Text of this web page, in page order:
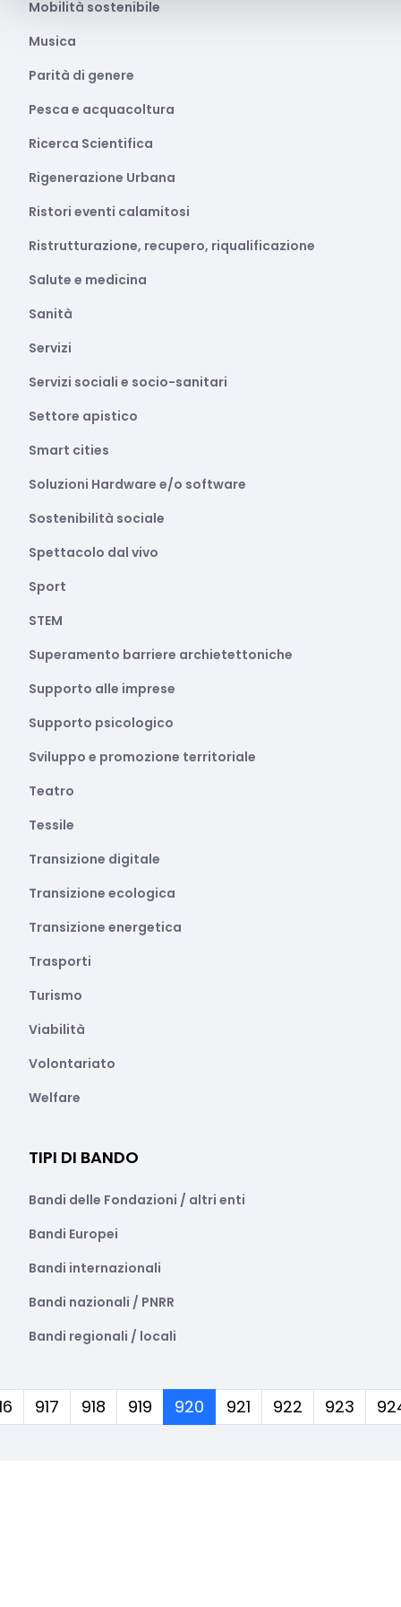
Mobilità sostenibile
Musica
Parità di genere
Pesca e acquacoltura
Ricerca Scientifica
Rigenerazione Urbana
Ristori eventi calamitosi
Ristrutturazione, recupero, riqualificazione
Salute e medicina
Sanità
Servizi
Servizi sociali e socio-sanitari
Settore apistico
Smart cities
Soluzioni Hardware e/o software
Sostenibilità sociale
Spettacolo dal vivo
Sport
STEM
Superamento barriere archietettoniche
Supporto alle imprese
Supporto psicologico
Sviluppo e promozione territoriale
Teatro
Tessile
Transizione digitale
Transizione ecologica
Transizione energetica
Trasporti
Turismo
Viabilità
Volontariato
Welfare
TIPI DI BANDO
Bandi delle Fondazioni / altri enti
Bandi Europei
Bandi internazionali
Bandi nazionali / PNRR
Bandi regionali / locali
917 918 919 920 (corrente)
921 922 923